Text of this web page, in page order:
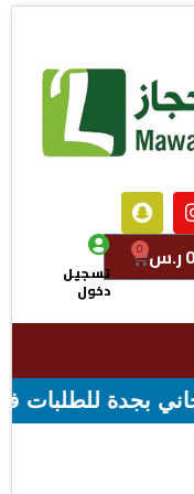
ر.س 0
تسجيل
دخول
قيمه ال ١٠٠ ريال - شحن مجاني لقيمه